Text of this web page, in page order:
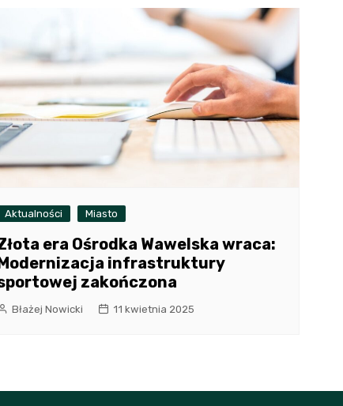
Aktualności Miasto
era Ośrodka Wawelska wraca:
infrastruktury
zakończona
Błażej Nowicki 11 kwietnia 2025